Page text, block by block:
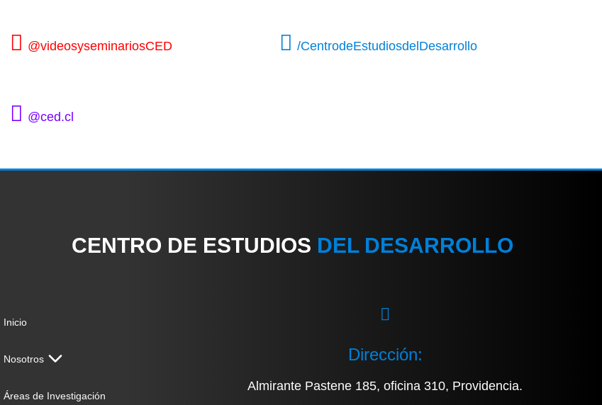
@videosyseminariosCED /CentrodeEstudiosdelDesarrollo
@ced.cl
CENTRO DE ESTUDIOS DEL DESARROLLO
Inicio
Nosotros
Áreas de Investigación
Dirección:
Almirante Pastene 185, oficina 310, Providencia.